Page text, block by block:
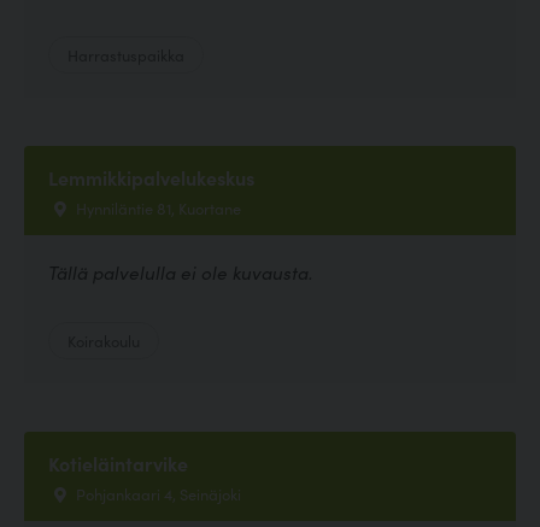
Lemmikkipalvelukeskus
Hynniläntie 81, Kuortane
Tällä palvelulla ei ole kuvausta.
Kotieläintarvike
Pohjankaari 4, Seinäjoki